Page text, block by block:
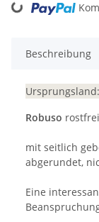
Loading...
Beschreibung
Robuso
mit seitlich
abgerundet,
Eine